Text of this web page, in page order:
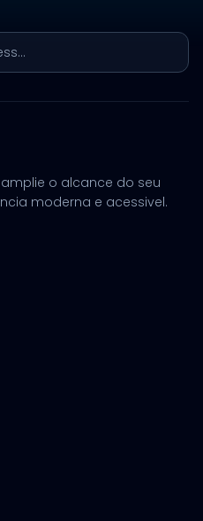
o alcance do seu
moderna e acessivel.